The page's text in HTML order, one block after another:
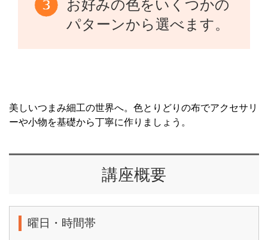
お好みの色をいくつかの
パターンから選べます。
美しいつまみ細工の世界へ。色とりどりの布でアクセサリ
ーや小物を基礎から丁寧に作りましょう。
講座概要
曜日・時間帯